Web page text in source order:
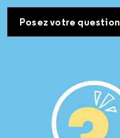
Posez votre question